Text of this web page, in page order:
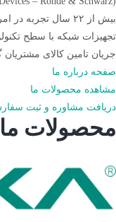
بیش از ۲۲ سال
تجهیزات شبکه با سطح
جریان تامین کالای
صفحه درباره ما
مشاهده محصولات ما
دریافت مشاوره و ثبت
محصولات ما